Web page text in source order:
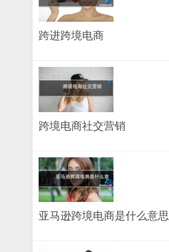
跨进跨境电商
跨境电商社交营销
亚马逊跨境电商是什么意思